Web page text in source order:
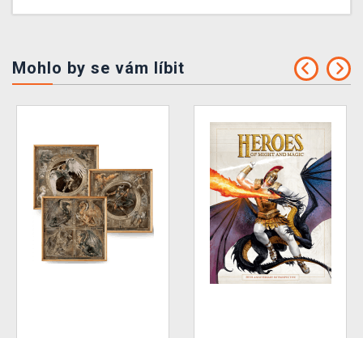
Mohlo by se vám líbit